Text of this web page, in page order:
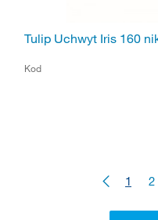
Tulip Uchwyt Iris 160
Kod
1 2